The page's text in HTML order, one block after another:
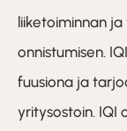
liiketoiminnan
onnistumisen.
fuusiona ja
yritysostoin. IQI